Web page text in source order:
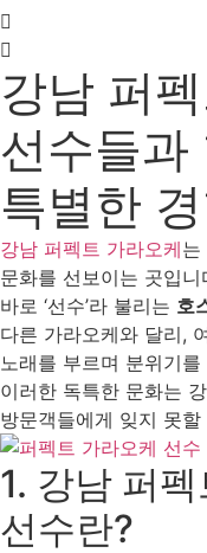
강남 퍼
선수들과
특별한
강남 퍼펙트 가라오케는
문화를 선보이는 곳입
바로 ‘선수’라 불리는 호
다른 가라오케와 달리,
노래를 부르며 분위기
이러한 독특한 문화는
방문객들에게 잊지 못
1. 강남 퍼
선수란?